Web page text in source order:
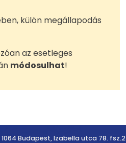
külön megállapodás
az esetleges
módosulhat!
1064 Budapest, Izabella utca 78. fsz.2